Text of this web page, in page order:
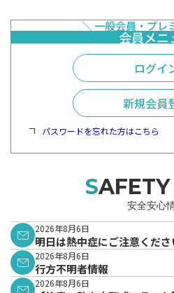
ログイ
新規会員
パスワードを忘れた方はこちら
安全安心
2026年8月6日
明日は熱中症にご注意くださ
2026年8月6日
行方不明者情報
2026年8月6日